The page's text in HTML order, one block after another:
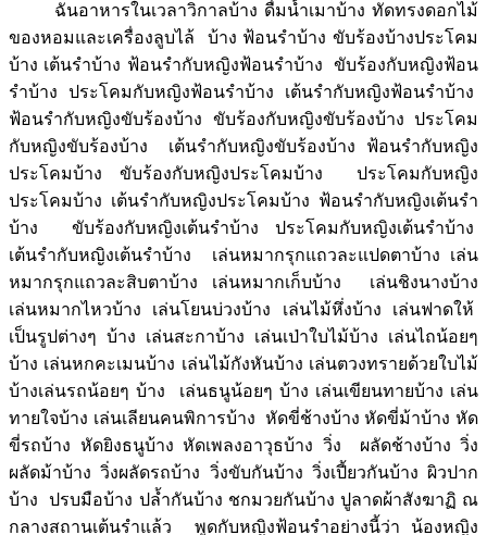
ฉันอาหารในเวลาวิกาลบ้าง ดื่มน้ำเมาบ้าง ทัดทรงดอกไม้
ของหอมและเครื่องลูบไล้ บ้าง ฟ้อนรำบ้าง ขับร้องบ้างประโคม
บ้าง เต้นรำบ้าง ฟ้อนรำกับหญิงฟ้อนรำบ้าง ขับร้องกับหญิงฟ้อน
รำบ้าง ประโคมกับหญิงฟ้อนรำบ้าง เต้นรำกับหญิงฟ้อนรำบ้าง
ฟ้อนรำกับหญิงขับร้องบ้าง ขับร้องกับหญิงขับร้องบ้าง ประโคม
กับหญิงขับร้องบ้าง เต้นรำกับหญิงขับร้องบ้าง ฟ้อนรำกับหญิง
ประโคมบ้าง ขับร้องกับหญิงประโคมบ้าง ประโคมกับหญิง
ประโคมบ้าง เต้นรำกับหญิงประโคมบ้าง ฟ้อนรำกับหญิงเต้นรำ
บ้าง ขับร้องกับหญิงเต้นรำบ้าง ประโคมกับหญิงเต้นรำบ้าง
เต้นรำกับหญิงเต้นรำบ้าง เล่นหมากรุกแถวละแปดตาบ้าง เล่น
หมากรุกแถวละสิบตาบ้าง เล่นหมากเก็บบ้าง เล่นชิงนางบ้าง
เล่นหมากไหวบ้าง เล่นโยนบ่วงบ้าง เล่นไม้หึ่งบ้าง เล่นฟาดให้
เป็นรูปต่างๆ บ้าง เล่นสะกาบ้าง เล่นเป่าใบไม้บ้าง เล่นไถน้อยๆ
บ้าง เล่นหกคะเมนบ้าง เล่นไม้กังหันบ้าง เล่นตวงทรายด้วยใบไม้
บ้างเล่นรถน้อยๆ บ้าง เล่นธนูน้อยๆ บ้าง เล่นเขียนทายบ้าง เล่น
ทายใจบ้าง เล่นเลียนคนพิการบ้าง หัดขี่ช้างบ้าง หัดขี่ม้าบ้าง หัด
ขี่รถบ้าง หัดยิงธนูบ้าง หัดเพลงอาวุธบ้าง วิ่ง ผลัดช้างบ้าง วิ่ง
ผลัดม้าบ้าง วิ่งผลัดรถบ้าง วิ่งขับกันบ้าง วิ่งเปี้ยวกันบ้าง ผิวปาก
บ้าง ปรบมือบ้าง ปล้ำกันบ้าง ชกมวยกันบ้าง ปูลาดผ้าสังฆาฏิ ณ
กลางสถานเต้นรำแล้ว พูดกับหญิงฟ้อนรำอย่างนี้ว่า น้องหญิง